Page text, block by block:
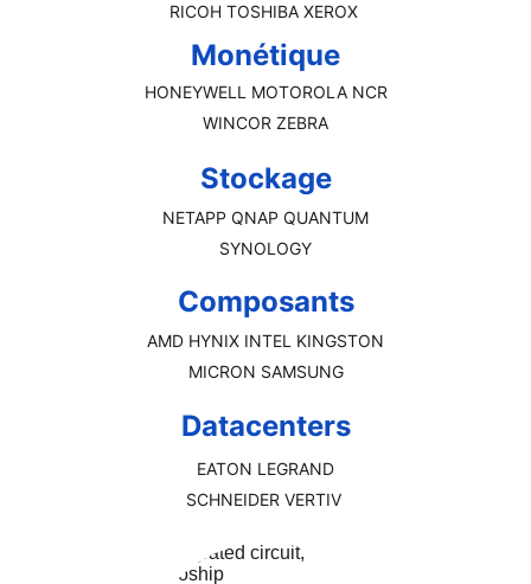
RICOH TOSHIBA XEROX
Monétique
HONEYWELL MOTOROLA NCR
WINCOR ZEBRA
Stockage
NETAPP QNAP QUANTUM
SYNOLOGY
Composants
AMD HYNIX INTEL KINGSTON
MICRON SAMSUNG
Datacenters
EATON LEGRAND
SCHNEIDER VERTIV